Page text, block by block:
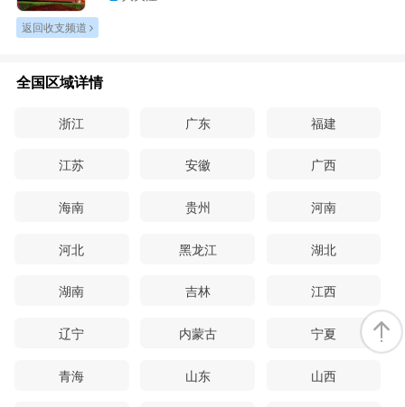
返回收支频道
全国区域详情
浙江 广东 福建
江苏 安徽 广西
海南 贵州 河南
河北 黑龙江 湖北
湖南 吉林 江西
辽宁 内蒙古 宁夏
青海 山东 山西